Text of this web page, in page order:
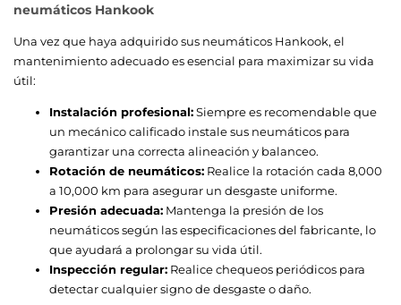
neumáticos Hankook
Una vez que haya adquirido sus neumáticos Hankook, el
mantenimiento adecuado es esencial para maximizar su vida
útil:
Instalación profesional:Siempre es recomendable que
un mecánico calificado instale sus neumáticos para
garantizar una correcta alineación y balanceo.
Rotación de neumáticos: Realice la rotación cada 8,000
a 10,000 km para asegurar un desgaste uniforme.
Presión adecuada: Mantenga la presión de los
neumáticos según las especificaciones del fabricante, lo
que ayudará a prolongar su vida útil.
Inspección regular: Realice chequeos periódicos para
detectar cualquier signo de desgaste o daño.